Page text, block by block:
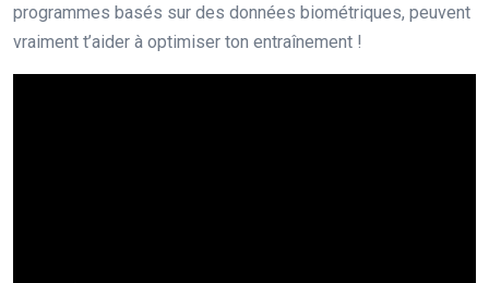
programmes basés sur des données biométriques, peuvent
vraiment t’aider à optimiser ton entraînement !